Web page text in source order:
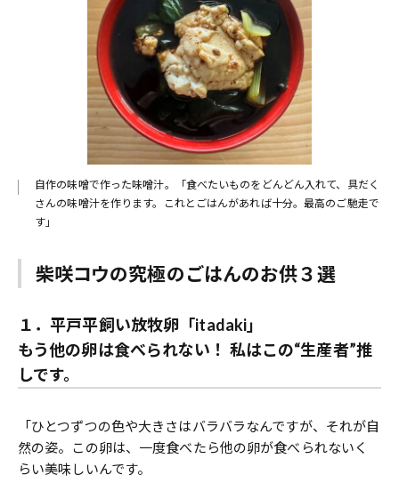
自作の味噌で作った味噌汁。「食べたいものをどんどん入れて、具だく
さんの味噌汁を作ります。これとごはんがあれば十分。最高のご馳走で
す」
柴咲コウの究極のごはんのお供３選
１．平戸平飼い放牧卵「itadaki」
もう他の卵は食べられない！ 私はこの“生産者”推
しです。
「ひとつずつの色や大きさはバラバラなんですが、それが自
然の姿。この卵は、一度食べたら他の卵が食べられないく
らい美味しいんです。